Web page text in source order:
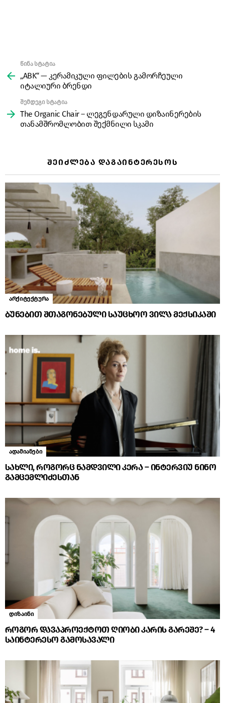
more
წინა სტატია
„ABK“ — კერამიკული ფილების გამორჩეული
იტალიური ბრენდი
შემდეგი სტატია
The Organic Chair – ლეგენდარული დიზაინერების
თანამშრომლობით შექმნილი სკამი
ᲨᲔᲘᲫᲚᲔᲑᲐ ᲓᲐᲒᲐᲘᲜᲢᲔᲠᲔᲡᲝᲡ
არქიტექტურა
ბუნებით შთაგონებული საუცხოო ვილა მექსიკაში
ადამიანები
სახლი, როგორც ნამდვილი კერა – ინტერვიუ ნინო
გამცემლიძესთან
დიზაინი
როგორ დავაპროექტოთ ღიობი კარის გარეშე? – 4
საინტერესო გამოსავალი